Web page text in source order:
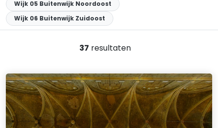
Wijk 05 Buitenwijk Noordoost
Wijk 06 Buitenwijk Zuidoost
37 resultaten